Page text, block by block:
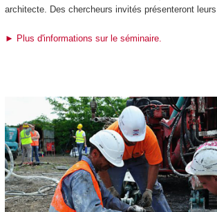
architecte. Des chercheurs invités présenteront leurs
► Plus d'informations sur le séminaire.